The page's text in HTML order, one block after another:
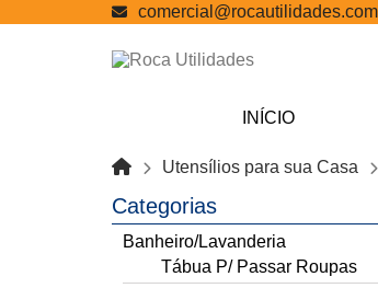
INÍCIO
Utensílios para sua Casa
Categorias
Banheiro/Lavanderia
Tábua P/ Passar Roupas